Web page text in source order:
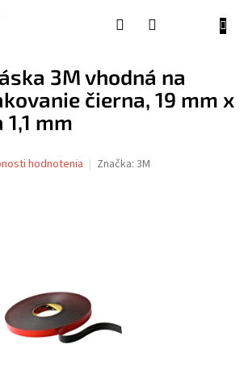
3M vhodná na
čierna, 19 mm x
mm
hodnotenia Značka: 3M